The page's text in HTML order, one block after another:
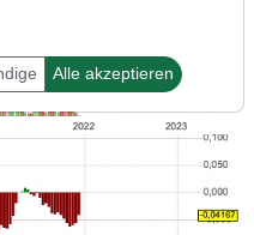
Alle akzeptieren